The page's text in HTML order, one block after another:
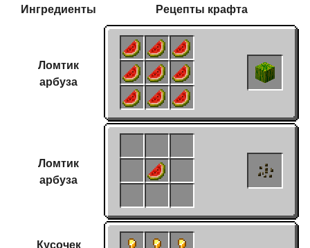
Ингредиенты
Рецепты крафта
Ломтик
арбуза
Ломтик
арбуза
Кусочек